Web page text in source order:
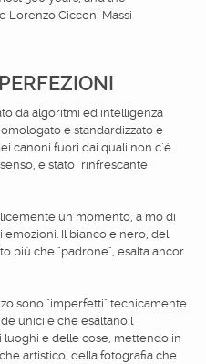
Lorenzo Cicconi Massi
da algoritmi ed intelligenza
e standardizzato e
canoni fuori dai quali non c´é
é stato "rinfrescante"
un momento, a mó di
Il bianco e nero, del
piú che "padrone", esalta ancor
sono "imperfetti" tecnicamente
unici e che esaltano l
luoghi e delle cose, mettendo in
artistico, della fotografia che